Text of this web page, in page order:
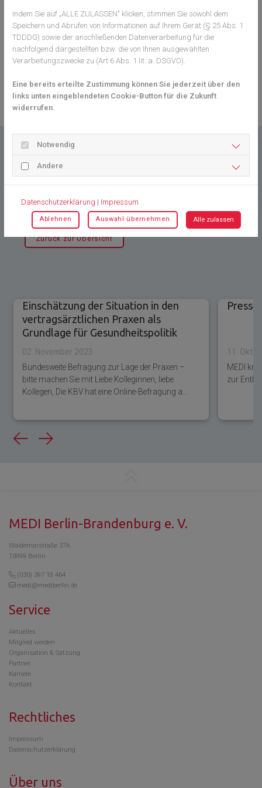
Zurück zur Übersicht
Mit kollegialen Grüßen
Dr. Christian Messer
Das könnte Sie auch
interessieren
Zurück zur Übersicht
Einschätzung der Situation in den
vertragsärztlichen Praxen als
Grundlage für Gesundheitspolitik
02. November 2023
Bundesweite Befragung zur Lage der Praxen –
bitte machen Sie mit Liebe Kolleginnen, liebe
Kollegen, Die KBV hat eine Online-Befragung a...
11.
MEDI
zur
Previous
Next
MEDI Berlin-Brandenburg e. V.
Waldemarstraße 37A
10999 Berlin
(030) 397 18 464
medi@mediberlin.de
Service
Aktuelles
Mitglied werden
Organisation & Satzung
Partner
Karriere
Kontakt
Rechtliches
Impressum
Datenschutzerklärung
Über uns
Indem Sie auf „ALLE ZULASSEN" klicken, stimmen Sie sowohl dem
Speichern und Abrufen von Informationen auf Ihrem Gerät (§ 25 Abs. 1
TDDDG) sowie der anschließenden Datenverarbeitung für die
nachfolgend dargestellten bzw. die von Ihnen ausgewählten
Verarbeitungszwecke zu (Art 6 Abs. 1 lit. a. DSGVO).
Eine bereits erteilte Zustimmung können Sie jederzeit über den
links unten eingeblendeten Cookie-Button für die Zukunft
widerrufen.
Notwendig
Andere
Datenschutzerklärung | Impressum
Ablehnen Auswahl übernehmen Alle zulassen